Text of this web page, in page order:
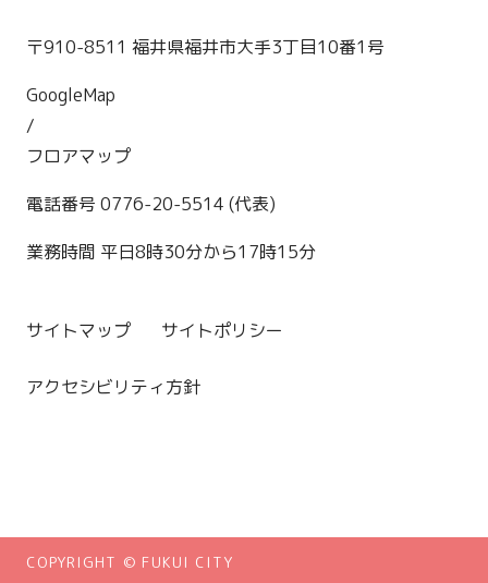
〒910-8511 福井県福井市大手3丁目10番1号
GoogleMap
/
フロアマップ
電話番号 0776-20-5514 (代表)
業務時間 平日8時30分から17時15分
サイトマップ サイトポリシー
アクセシビリティ方針
COPYRIGHT © FUKUI CITY